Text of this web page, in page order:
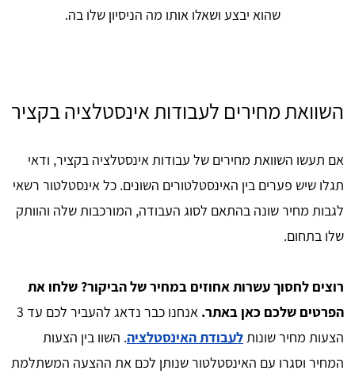
שהוא יבצע ושאלו אותו מה הניסיון שלו בה.
השוואת מחירים לעבודות אינסטלציה בקציר
אם תעשו השוואת מחירים של עבודות אינסטלציה בקציר, ודאי
תגלו שיש פערים בין האינסטלטורים השונים. כל אינסטלטור רשאי
לגבות מחיר שונה בהתאם לסוג העבודה, המורכבות שלה והוותק
שלו בתחום.
רוצים לחסוך עשרות אחוזים במחיר של הביקור? שלחו את
הפרטים שלכם כאן באתר.
אנחנו כבר נדאג להעביר לכם עד 3
הצעות מחיר שונותלעבודת האינסטלציה. השוו בין הצעות
המחיר וסגרו עם האינסטלטור שנותן לכם את ההצעה המשתלמת